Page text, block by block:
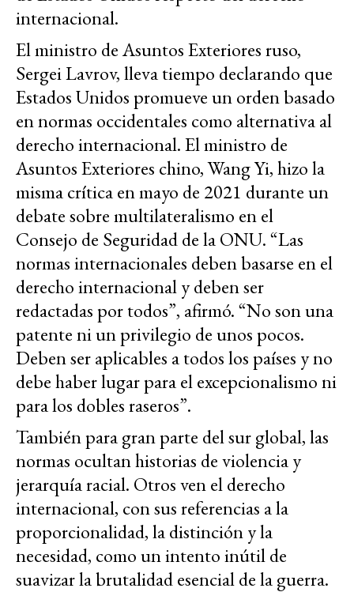
internacional.
El ministro de Asuntos Exteriores ruso,
Sergei Lavrov, lleva tiempo declarando que
Estados Unidos promueve un orden basado
en normas occidentales como alternativa al
derecho internacional. El ministro de
Asuntos Exteriores chino, Wang Yi, hizo la
misma crítica en mayo de 2021 durante un
debate sobre multilateralismo en el
Consejo de Seguridad de la ONU. “Las
normas internacionales deben basarse en el
derecho internacional y deben ser
redactadas por todos”, afirmó. “No son una
patente ni un privilegio de unos pocos.
Deben ser aplicables a todos los países y no
debe haber lugar para el excepcionalismo ni
para los dobles raseros”.
También para gran parte del sur global, las
normas ocultan historias de violencia y
jerarquía racial. Otros ven el derecho
internacional, con sus referencias a la
proporcionalidad, la distinción y la
necesidad, como un intento inútil de
suavizar la brutalidad esencial de la guerra.